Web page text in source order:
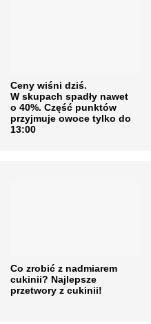
Ceny wiśni dziś.
W skupach spadły nawet
o 40%. Część punktów
przyjmuje owoce tylko do
13:00
Co zrobić z nadmiarem
cukinii? Najlepsze
przetwory z cukinii!